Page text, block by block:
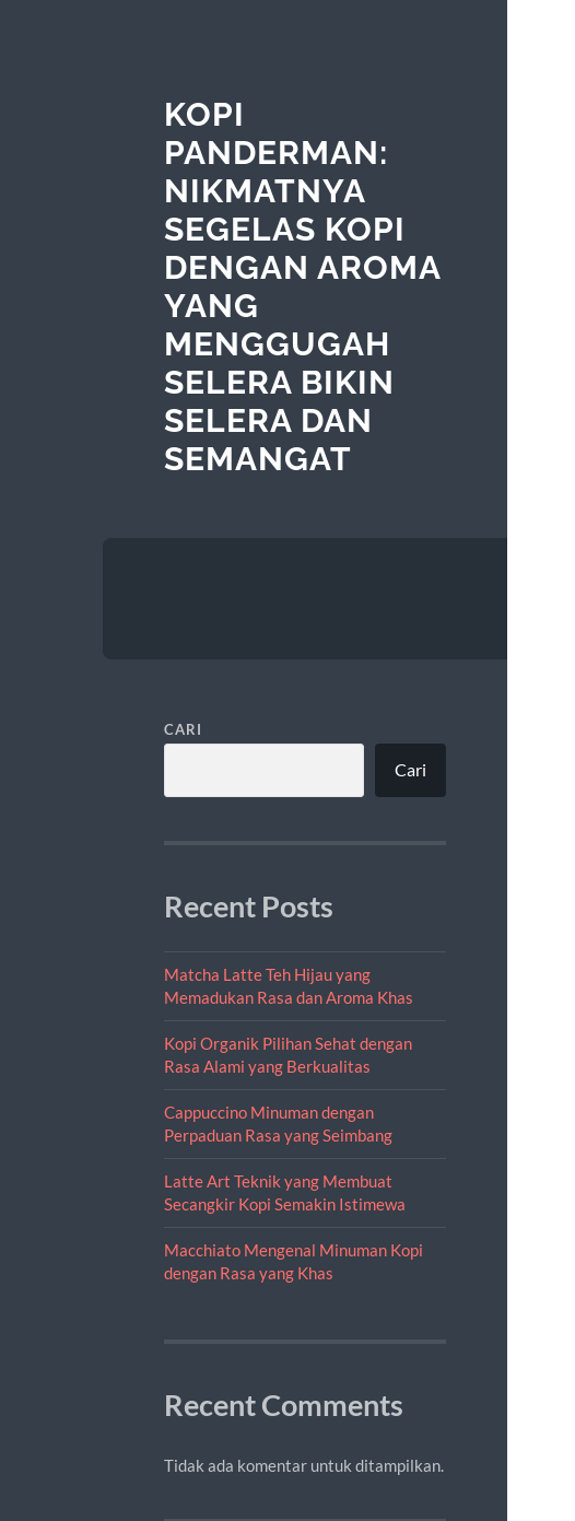
KOPI
PANDERMAN:
NIKMATNYA
SEGELAS KOPI
DENGAN AROMA
YANG
MENGGUGAH
SELERA BIKIN
SELERA DAN
SEMANGAT
CARI
Cari
Recent Posts
Matcha Latte Teh Hijau yang
Memadukan Rasa dan Aroma Khas
Kopi Organik Pilihan Sehat dengan
Rasa Alami yang Berkualitas
Cappuccino Minuman dengan
Perpaduan Rasa yang Seimbang
Latte Art Teknik yang Membuat
Secangkir Kopi Semakin Istimewa
Macchiato Mengenal Minuman Kopi
dengan Rasa yang Khas
Recent Comments
Tidak ada komentar untuk ditampilkan.